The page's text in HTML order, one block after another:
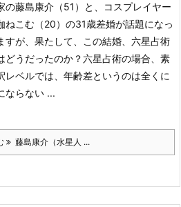
の藤島康介（51）と、コスプレイヤー
ねこむ（20）の31歳差婚が話題になっ
すが、果たして、この結婚、六星占術
どうだったのか？六星占術の場合、素
レベルでは、年齢差というのは全くに
ならない ...
藤島康介（水星人 ...